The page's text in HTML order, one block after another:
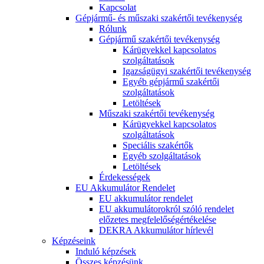
Kapcsolat
Gépjármű- és műszaki szakértői tevékenység
Rólunk
Gépjármű szakértői tevékenység
Kárügyekkel kapcsolatos
szolgáltatások
Igazságügyi szakértői tevékenység
Egyéb gépjármű szakértői
szolgáltatások
Letöltések
Műszaki szakértői tevékenység
Kárügyekkel kapcsolatos
szolgáltatások
Speciális szakértők
Egyéb szolgáltatások
Letöltések
Érdekességek
EU Akkumulátor Rendelet
EU akkumulátor rendelet
EU akkumulátorokról szóló rendelet
előzetes megfelelőségértékelése
DEKRA Akkumulátor hírlevél
Képzéseink
Induló képzések
Összes képzésünk